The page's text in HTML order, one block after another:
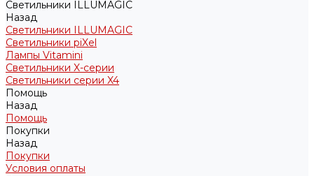
Светильники ILLUMAGIC
Назад
Светильники ILLUMAGIC
Светильники piXel
Лампы Vitamini
Светильники X-серии
Светильники серии X4
Помощь
Назад
Помощь
Покупки
Назад
Покупки
Условия оплаты